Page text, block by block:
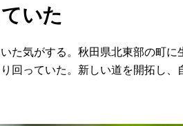
いた
た気がする。秋田県北東部の町に
回っていた。新しい道を開拓し、